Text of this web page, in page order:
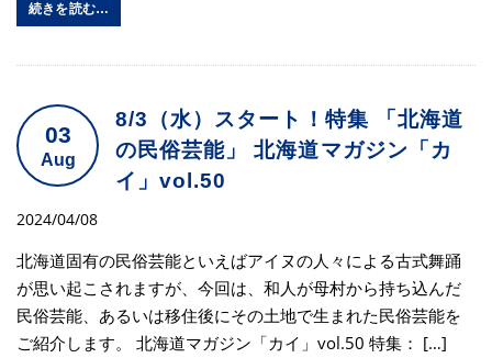
続きを読む…
03
Aug
8/3（水）スタート！特集 「北海道
の民俗芸能」 北海道マガジン「カ
イ」vol.50
2024/04/08
北海道固有の民俗芸能といえばアイヌの人々による古式舞踊
が思い起こされますが、今回は、和人が母村から持ち込んだ
民俗芸能、あるいは移住後にその土地で生まれた民俗芸能を
ご紹介します。 北海道マガジン「カイ」vol.50 特集： […]